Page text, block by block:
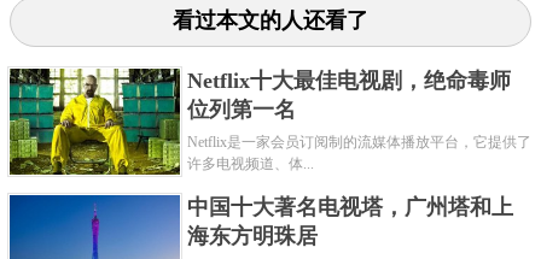
HBO是一个美国有线电视和卫星频道，每天都在播放
许多不同类型的电影，并播放一些流行的节目和电视
剧。如《欲望都市》，在这个频道播出，在全球范围
内广受欢迎。
关键字：电视
共3页: 1 2 3 下一页
看过本文的人还看了
Netflix十大最佳电视剧，绝命毒师
位列第一名
Netflix是一家会员订阅制的流媒体播放平台，它提供了
许多电视频道、体...
中国十大著名电视塔，广州塔和上
海东方明珠居